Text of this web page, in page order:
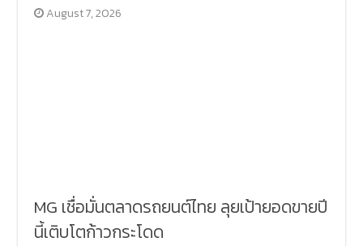
August 7, 2026
MG เชื่อมั่นตลาดรถยนต์ไทย ลุยเป้ายอดขายปี
นี้เติบโตก้าวกระโดด